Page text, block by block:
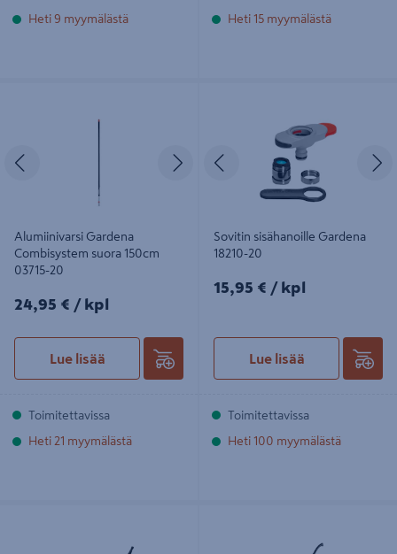
Heti 9 myymälästä Heti 15 myymälästä
Seuraava
Alumiinivarsi Gardena
Combisystem suora 150cm
03715-20
24,95€/kpl
24,95 € / kpl
Lue lisää
Toimitettavissa
Heti 21 myymälästä
Edellinen
Sovitin sisähanoille Gardena
18210-20
15,95€/kpl
15,95 € / kpl
Lue lisää
Toimitettavissa
Heti 100 myymälästä